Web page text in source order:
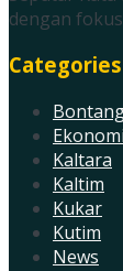
dengan
Categories
Ekonomi
Kaltara
Kaltim
Kukar
Kutim
News